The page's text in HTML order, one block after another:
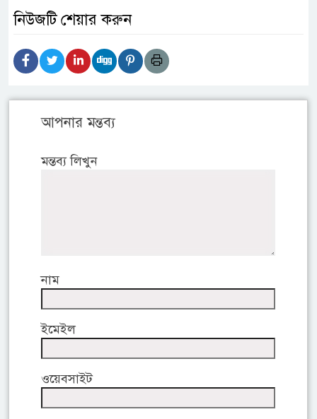
নিউজটি শেয়ার করুন
আপনার মন্তব্য
মন্তব্য লিখুন
নাম
ইমেইল
ওয়েবসাইট